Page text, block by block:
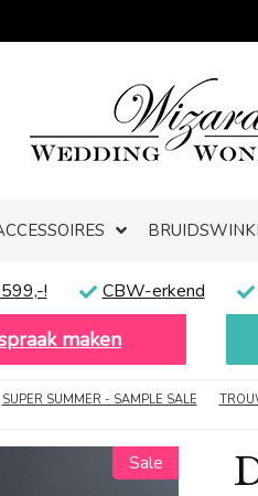
! CBW-erkend
maken
SUPER SUMMER - SAMPLE SALE
Sale